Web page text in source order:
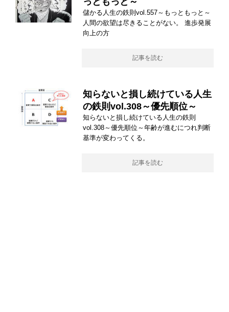
儲かる人生の鉄則vol.557～もっともっと～
人間の欲望は尽きることがない。 進歩発展
向上の方
記事を読む
知らないと損し続けている人生
の鉄則vol.308～優先順位～
知らないと損し続けている人生の鉄則
vol.308～優先順位～年齢が進むにつれ判断
基準が変わってくる。
記事を読む